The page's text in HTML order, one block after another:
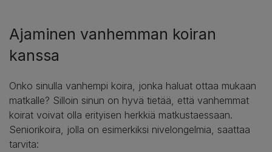
Ajaminen vanhemman koiran
kanssa
Onko sinulla vanhempi koira, jonka haluat ottaa mukaan
matkalle? Silloin sinun on hyvä tietää, että vanhemmat
koirat voivat olla erityisen herkkiä matkustaessaan.
Seniorikoira, jolla on esimerkiksi nivelongelmia, saattaa
tarvita: